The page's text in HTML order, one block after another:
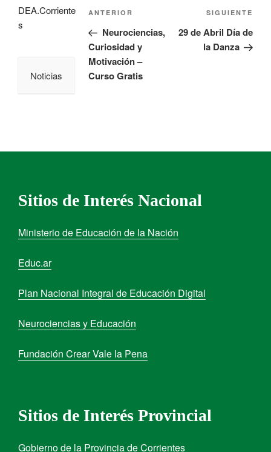
ANTERIOR
Neurociencias,
Curiosidad y
Motivación –
Curso Gratis
SIGUIENTE
29 de Abril Día de
la Danza
DEA.Corriente
s
Noticias
Sitios de Interés Nacional
Ministerio de Educación de la Nación
Educ.ar
Plan Nacional Integral de Educación Digital
Neurociencias y Educación
Fundación Crear Vale la Pena
Sitios de Interés Provincial
Gobierno de la Provincia de Corrientes